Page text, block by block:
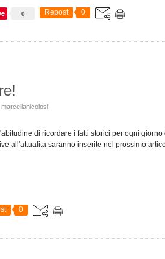
0 Repost 0
di ricordare i fatti storici per ogni
all'attualità saranno inserite nel prossimo
0